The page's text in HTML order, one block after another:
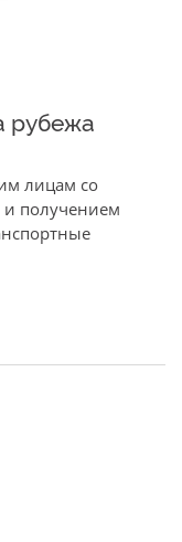
рубежа
лицам со
получением